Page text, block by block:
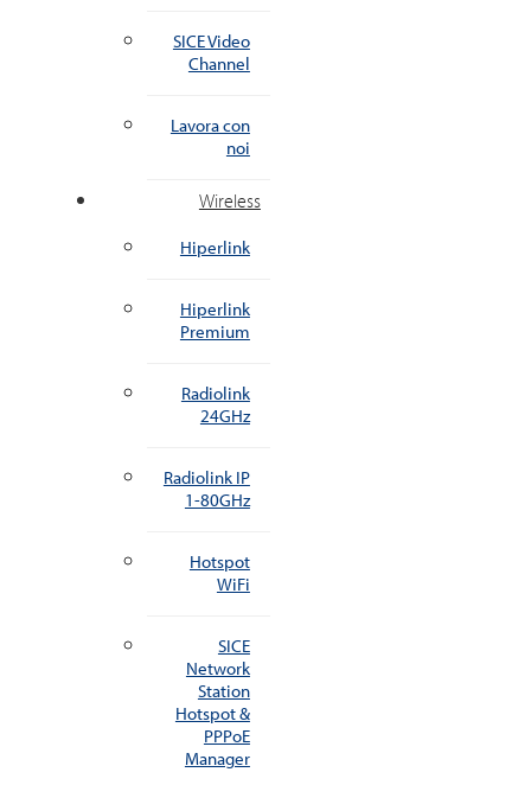
SICE Video
Channel
Lavora con
noi
Wireless
Hiperlink
Hiperlink
Premium
Radiolink
24GHz
Radiolink IP
1-80GHz
Hotspot
WiFi
SICE
Network
Station
Hotspot &
PPPoE
Manager